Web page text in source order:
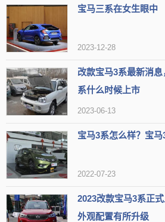
开宝马3系收入多少没压力？
1、保养费用
宝马三系在女生眼中
2023-12-28
改款宝马3系最新消
系什么时候上市
2023-06-13
宝马3系怎么样？宝
2022-07-23
2023改款宝马3系正
外观配置有所升级